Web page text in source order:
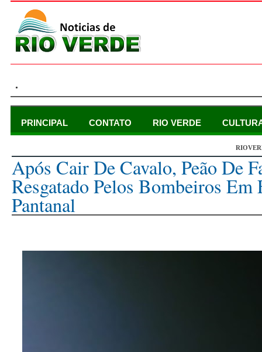
.
PRINCIPAL CONTATO RIO VERDE
Após Cair De Cavalo, Peão De
Resgatado Pelos Bombeiros Em
Pantanal